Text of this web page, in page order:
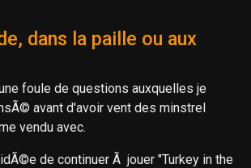
dans la paille ou aux
foule de questions auxquelles je
avant d'avoir vent des minstrel
vendu avec.
de continuer Ã jouer "Turkey in the